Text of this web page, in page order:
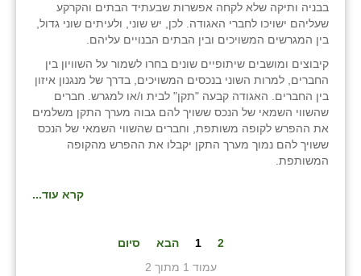
בבניה ותיקה שלא לקחה אפשרות שבעתיד הבתים והקרקע
שעליהם ישויכו לחברי האגודה. לכן, יש שוני, ולעיתים שוני גדול,
בין המגרשים המשויכים ובין הבתים הבנויים עליהם.
קיבוצים ומושבים שיתופיים שונים בחרו לשמור על השוויון בין
החברים, למרות השוני בנכסים המשויכים, בדרך של מנגנון איזון
בין החברים. האגודה קבעה "תקן" לבית ו/או למגרש. חברים
שהשווי השמאי של הנכס ששויך להם גבוה מערך התקן משלמים
את ההפרש לקופה משותפת, וחברים שהשווי השמאי של הנכס
ששויך להם נמוך מערך התקן יקבלו את ההפרש מהקופה
המשותפת.
קרא עוד...
1 2 הבא
סיום
עמוד 1 מתוך 2